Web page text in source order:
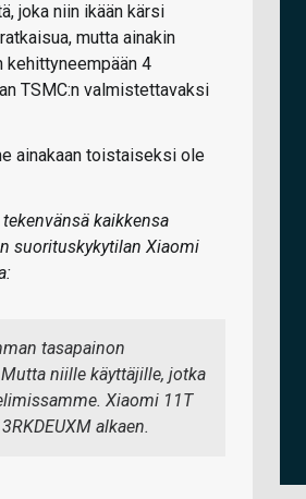
joka niin ikään kärsi
mutta ainakin
kehittyneempään 4
TSMC:n valmistettavaksi
ainakaan toistaiseksi ole
kaikkensa
suorituskykytilan Xiaomi
tasapainon
niille käyttäjille, jotka
Xiaomi 11T
alkaen.